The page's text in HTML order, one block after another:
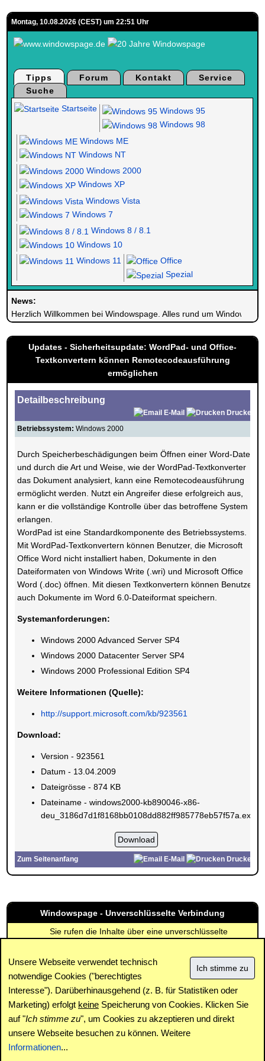
Montag, 10.08.2026 (CEST) um 22:51 Uhr
Tipps Forum Kontakt
Service
Suche
Startseite
Windows 95
Windows 98
Windows ME
Windows NT
Windows 2000
Windows XP
Windows Vista
Windows 7
Windows 8 / 8.1
Windows 10
Windows 11
Office
Spezial
News:
Herzlich Willkommen bei Windowspage. Alles rund um Windows.
Updates - Sicherheitsupdate: WordPad- und Office-
Textkonvertern können Remotecodeausführung
ermöglichen
Detailbeschreibung
E-Mail
Drucken
Betriebssystem: Windows 2000
Durch Speicherbeschädigungen beim Öffnen einer Word-Datei
und durch die Art und Weise, wie der WordPad-Textkonverter
das Dokument analysiert, kann eine Remotecodeausführung
ermöglicht werden. Nutzt ein Angreifer diese erfolgreich aus,
kann er die vollständige Kontrolle über das betroffene System
erlangen.
WordPad ist eine Standardkomponente des Betriebssystems.
Mit WordPad-Textkonvertern können Benutzer, die Microsoft
Office Word nicht installiert haben, Dokumente in den
Dateiformaten von Windows Write (.wri) und Microsoft Office
Word (.doc) öffnen. Mit diesen Textkonvertern können Benutzer
auch Dokumente im Word 6.0-Dateiformat speichern.
Systemanforderungen:
Windows 2000 Advanced Server SP4
Windows 2000 Datacenter Server SP4
Windows 2000 Professional Edition SP4
Weitere Informationen (Quelle):
http://support.microsoft.com/kb/923561
Download:
Version - 923561
Datum - 13.04.2009
Dateigrösse - 874 KB
Dateiname - windows2000-kb890046-x86-
deu_3186d7d1f8168bb0108dd882ff985778eb57f57a.exe
Zum Seitenanfang E-Mail Drucken
Unsere Webseite verwendet technisch
notwendige Cookies ("berechtigtes
Interesse"). Darüberhinausgehend (z. B. für Statistiken oder
Marketing) erfolgt keine Speicherung von Cookies. Klicken Sie
auf "Ich stimme zu", um Cookies zu akzeptieren und direkt
unsere Webseite besuchen zu können. Weitere
Informationen...
Windowspage - Unverschlüsselte Verbindung
Sie rufen die Inhalte über eine unverschlüsselte
verschlüsselte Verbindung (SSL) abgerufen werden:
https://www.windowspage.de/updates/015115.html
Impressum | Kontakt | Datenschutz / Cookies |
SPAM /
Abuse
| Newsletter | Forum